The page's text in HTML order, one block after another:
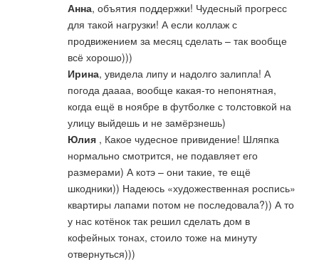
Анна, объятия поддержки! Чудесный прогресс
для такой нагрузки! А если коллаж с
продвижением за месяц сделать – так вообще
всё хорошо)))
Ирина, увидела липу и надолго залипла! А
погода даааа, вообще какая-то непонятная,
когда ещё в ноябре в футболке с толстовкой на
улицу выйдешь и не замёрзнешь)
Юлия , Какое чудесное привидение! Шляпка
нормально смотрится, не подавляет его
размерами) А котэ – они такие, те ещё
шкодники)) Надеюсь «художественная роспись»
квартиры лапами потом не последовала?)) А то
у нас котёнок так решил сделать дом в
кофейных тонах, стоило тоже на минуту
отвернуться)))